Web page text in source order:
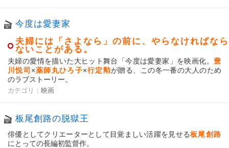
今度は愛妻家
夫婦には「さよなら」の前に、やらなければなら
ないことがある。
夫婦の愛情を描いた大ヒット舞台「今度は愛妻家」を映画化。 豊
川悦司 ×薬師丸ひろ子×行定勲が贈る、この冬一番の大人のため
のラブストーリー。
カテゴリ： 映画
板尾創路の脱獄王
俳優としてクリエーターとして目覚ましい活躍を見せる板尾創路
にとっての長編初監督作。